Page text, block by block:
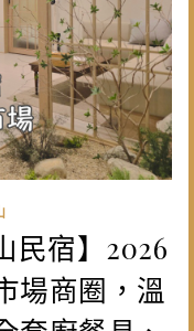
民宿】2026
場商圈，溫